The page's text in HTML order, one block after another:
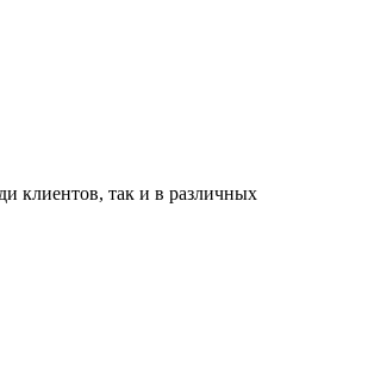
клиентов, так и в различных